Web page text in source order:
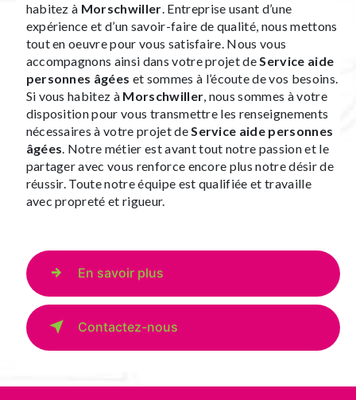
habitez à Morschwiller. Entreprise usant d’une
expérience et d’un savoir-faire de qualité, nous mettons
tout en oeuvre pour vous satisfaire. Nous vous
accompagnons ainsi dans votre projet deService aide
personnes âgées et sommes à l’écoute de vos besoins.
Si vous habitez à Morschwiller, nous sommes à votre
disposition pour vous transmettre les renseignements
nécessaires à votre projet deService aide personnes
âgées. Notre métier est avant tout notre passion et le
partager avec vous renforce encore plus notre désir de
réussir. Toute notre équipe est qualifiée et travaille
avec propreté et rigueur.
En savoir plus
Contactez-nous